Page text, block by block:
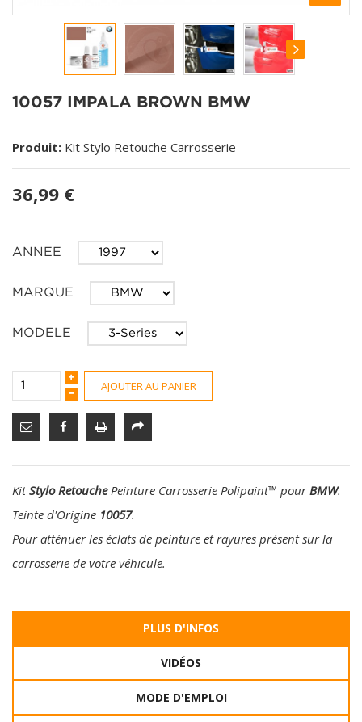
10057 IMPALA BROWN BMW
Produit: Kit Stylo Retouche Carrosserie
36,99 €
ANNEE
MARQUE
MODELE
AJOUTER AU PANIER
KitStylo RetouchePeinture Carrosserie Polipaint™ pourBMW.
Teinte d'Origine 10057.
Pour atténuer les éclats de peinture et rayures présent sur la
carrosserie de votre véhicule.
PLUS D'INFOS
VIDÉOS
MODE D'EMPLOI